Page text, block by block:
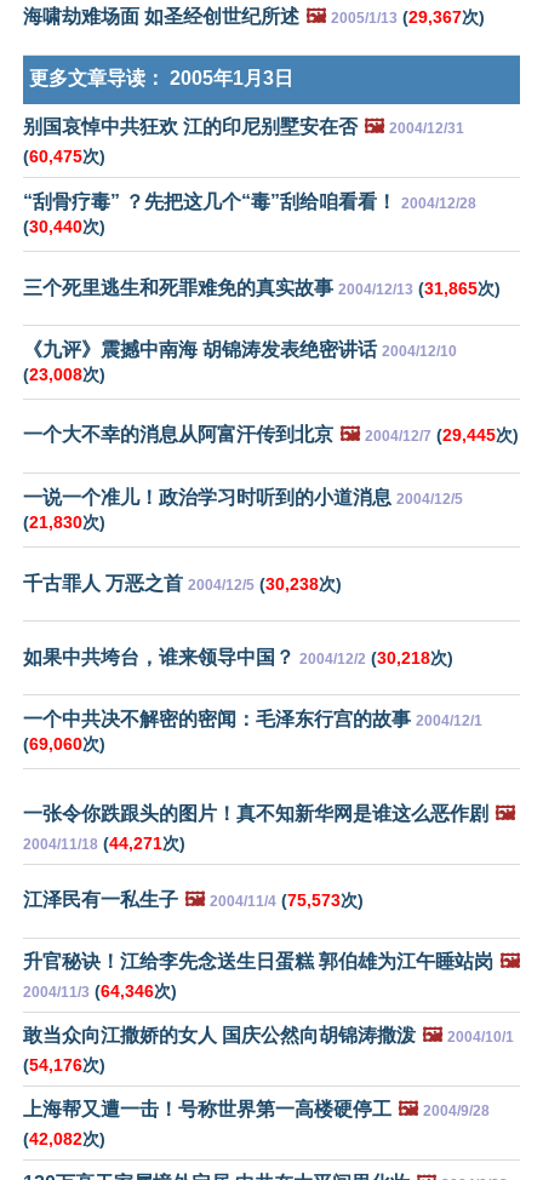
海啸劫难场面 如圣经创世纪所述 🖼️ 2005/1/13 (29,367次)
更多文章导读： 2005年1月3日
别国哀悼中共狂欢 江的印尼别墅安在否 🖼️ 2004/12/31
(60,475次)
“刮骨疗毒” ？先把这几个“毒”刮给咱看看！ 2004/12/28
(30,440次)
三个死里逃生和死罪难免的真实故事 2004/12/13 (31,865次)
《九评》震撼中南海 胡锦涛发表绝密讲话 2004/12/10
(23,008次)
一个大不幸的消息从阿富汗传到北京 🖼️ 2004/12/7 (29,445次)
一说一个准儿！政治学习时听到的小道消息 2004/12/5
(21,830次)
千古罪人 万恶之首 2004/12/5 (30,238次)
如果中共垮台，谁来领导中国？ 2004/12/2 (30,218次)
一个中共决不解密的密闻：毛泽东行宫的故事 2004/12/1
(69,060次)
一张令你跌跟头的图片！真不知新华网是谁这么恶作剧 🖼️
2004/11/18 (44,271次)
江泽民有一私生子 🖼️ 2004/11/4 (75,573次)
升官秘诀！江给李先念送生日蛋糕 郭伯雄为江午睡站岗 🖼️
2004/11/3 (64,346次)
敢当众向江撒娇的女人 国庆公然向胡锦涛撒泼 🖼️ 2004/10/1
(54,176次)
上海帮又遭一击！号称世界第一高楼硬停工 🖼️ 2004/9/28
(42,082次)